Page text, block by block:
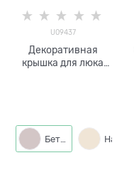
U09437
Декоративная
крышка для люка
Бетон